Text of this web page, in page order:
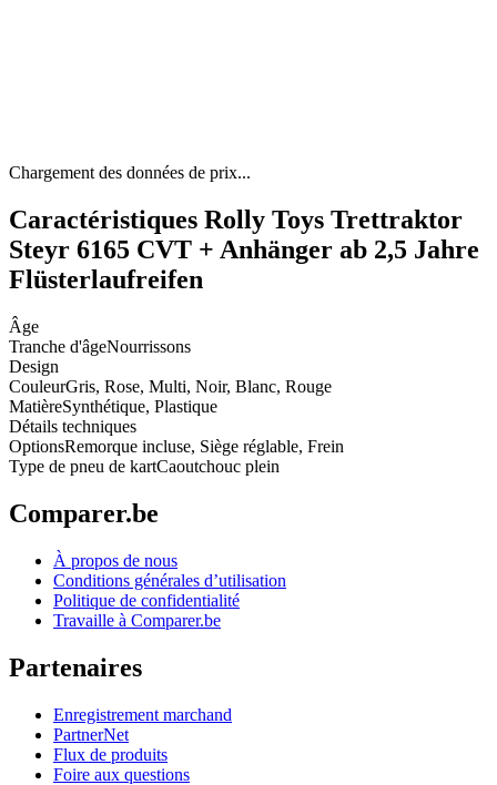
Chargement des données de prix...
Caractéristiques Rolly Toys Trettraktor
Steyr 6165 CVT + Anhänger ab 2,5 Jahre
Flüsterlaufreifen
Âge
Tranche d'âgeNourrissons
Design
CouleurGris, Rose, Multi, Noir, Blanc, Rouge
MatièreSynthétique, Plastique
Détails techniques
OptionsRemorque incluse, Siège réglable, Frein
Type de pneu de kartCaoutchouc plein
Comparer.be
À propos de nous
Conditions générales d’utilisation
Politique de confidentialité
Travaille à Comparer.be
Partenaires
Enregistrement marchand
PartnerNet
Flux de produits
Foire aux questions